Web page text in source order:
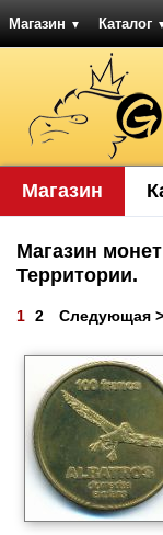
Магазин ▼ Каталог
Магазин
Магазин
Территории.
1 2 Следующая >